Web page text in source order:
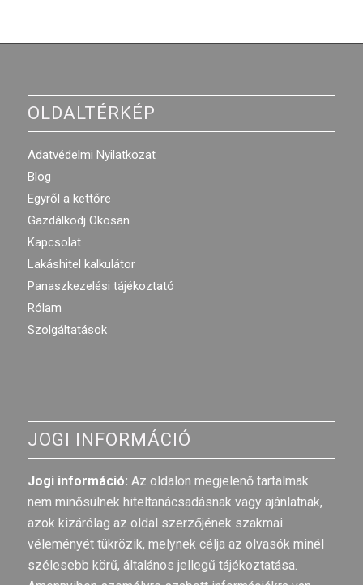
OLDALTÉRKÉP
Adatvédelmi Nyilatkozat
Blog
Egyről a kettőre
Gazdálkodj Okosan
Kapcsolat
Lakáshitel kalkulátor
Panaszkezelési tájékoztató
Rólam
Szolgáltatások
JOGI INFORMÁCIÓ
Jogi információ: Az oldalon megjelenő tartalmak
nem minősülnek hiteltanácsadásnak vagy ajánlatnak,
azok kizárólag az oldal szerzőjének szakmai
véleményét tükrözik, melynek célja az olvasók minél
szélesebb körű, általános jellegű tájékoztatása.